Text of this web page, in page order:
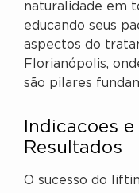
naturalidade em
educando seus
aspectos do
Florianópolis,
são pilares
Indicacoes
Resultados
O sucesso do